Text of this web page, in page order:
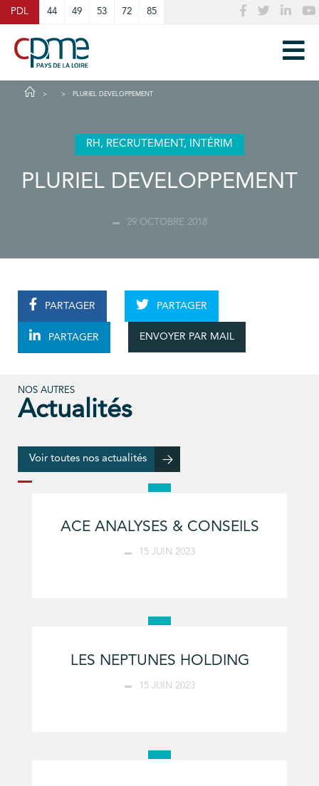
PDL 44 49 53 72 85
PLURIEL DEVELOPPEMENT
RH, RECRUTEMENT, INTÉRIM
PLURIEL DEVELOPPEMENT
29 OCTOBRE 2018
PARTAGER PARTAGER
PARTAGER ENVOYER PAR MAIL
NOS AUTRES
Actualités
Voir toutes nos actualités
ACE ANALYSES & CONSEILS
15 JUIN 2023
LES NEPTUNES HOLDING
15 JUIN 2023
Cookies management panel